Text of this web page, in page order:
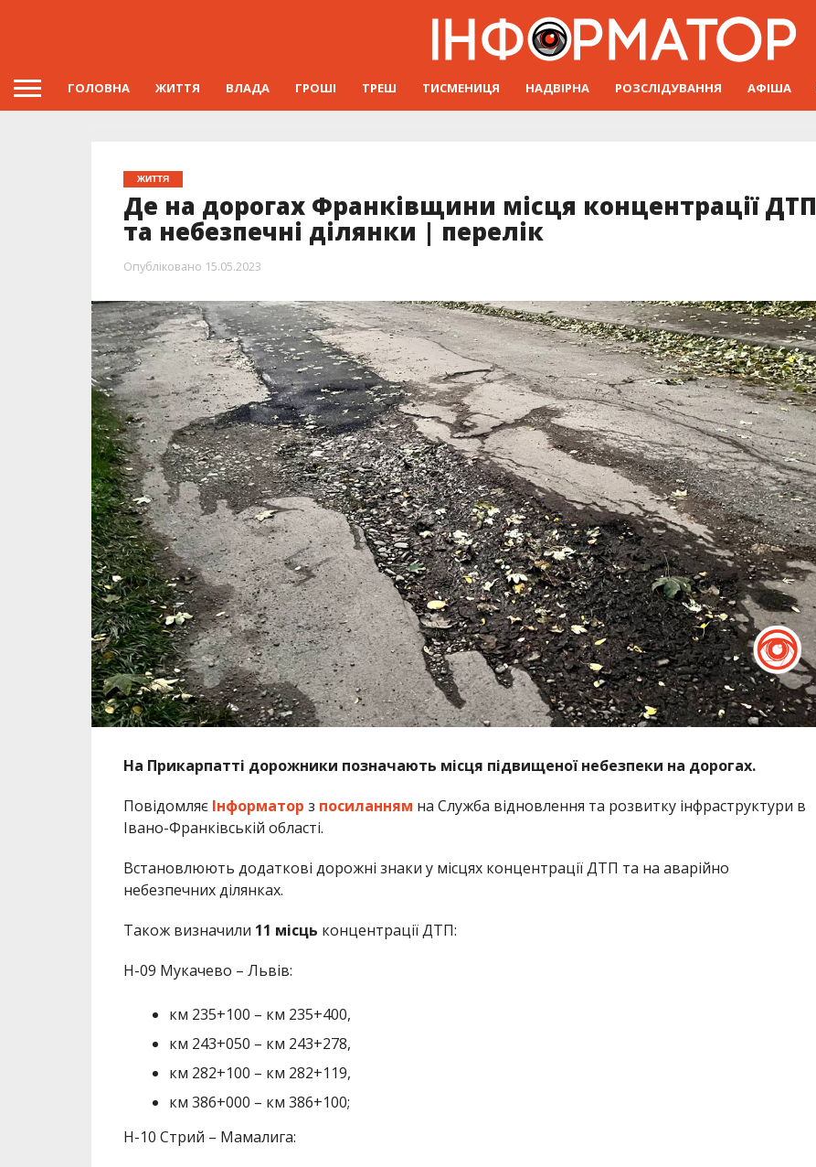
ГОЛОВНА ЖИТТЯ ВЛАДА ГРОШІ ТРЕШ ТИСМЕНИЦЯ НАДВІРНА РОЗСЛІДУВАННЯ АФІША
ЖИТТЯ
Де на дорогах Франківщини місця концентрації ДТП
та небезпечні ділянки | перелік
Опубліковано 15.05.2023
На Прикарпатті дорожники позначають місця підвищеної небезпеки на дорогах.
Повідомляє Інформатор з посиланням на Служба відновлення та розвитку інфраструктури в
Івано-Франківській області.
Встановлюють додаткові дорожні знаки у місцях концентрації ДТП та на аварійно
небезпечних ділянках.
Також визначили 11 місць концентрації ДТП:
Н-09 Мукачево – Львів:
км 235+100 – км 235+400,
км 243+050 – км 243+278,
км 282+100 – км 282+119,
км 386+000 – км 386+100;
Н-10 Стрий – Мамалига: